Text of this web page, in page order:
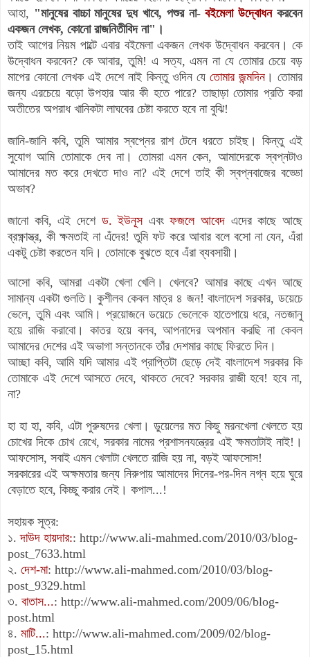
আহা, "মানুষের বাচ্চা মানুষের দুধ খাবে, পশুর না-বইমেলা উদ্বোধনকরবেন
একজন লেখক, কোনো রাজনিতীবিদ না"।
তাই আগের নিয়ম পাল্টে এবার বইমেলা একজন লেখক উদ্বোধন করবেন। কে
উদ্বোধন করবেন? কে আবার, তুমি! এ সত্য, এমন না যে তোমার চেয়ে বড়
মাপের কোনো লেখক এই দেশে নাই কিন্তু ওদিন যে তোমার জন্মদিন। তোমার
জন্য এরচেয়ে বড়ো উপহার আর কী হতে পারে? তাছাড়া তোমার প্রতি করা
অতীতের অপরাধ খানিকটা লাঘবের চেষ্টা করতে হবে না বুঝি!
জানি-জানি কবি, তুমি আমার স্বপ্নের রাশ টেনে ধরতে চাইছ। কিন্তু এই
সুযোগ আমি তোমাকে দেব না। তোমরা এমন কেন, আমাদেরকে স্বপ্নটাও
আমাদের মত করে দেখতে দাও না? এই দেশে তাই কী স্বপ্নবাজের বড্ডো
অভাব?
জানো কবি, এই দেশে ড. ইউনূসএবংফজলে আবেদ এদের কাছে আছে
ব্রক্ষ্ণাস্ত্র, কী ক্ষমতাই না এঁদের! তুমি ফট করে আবার বলে বসো না যেন, এঁরা
একটু চেষ্টা করতেন যদি। তোমাকে বুঝতে হবে এঁরা ব্যবসায়ী।
আসো কবি, আমরা একটা খেলা খেলি। খেলবে? আমার কাছে এখন আছে
সামান্য একটা গুলতি। কুশীলব কেবল মাত্র ৪ জন! বাংলাদেশ সরকার, ডয়েচে
ভেলে, তুমি এবং আমি। প্রয়োজনে ডয়েচে ভেলেকে হাতেপায়ে ধরে, নতজানু
হয়ে রাজি করাবো। কাতর হয়ে বলব, আপনাদের অপমান করছি না কেবল
আমাদের দেশের এই অভাগা সন্তানকে তাঁর দেশমার কাছে ফিরতে দিন।
আচ্ছা কবি, আমি যদি আমার এই প্রাপ্তিটা ছেড়ে দেই বাংলাদেশ সরকার কি
তোমাকে এই দেশে আসতে দেবে, থাকতে দেবে? সরকার রাজী হবে! হবে না,
না?
হা হা হা, কবি, এটা পুরুষদের খেলা। ডুয়েলের মত কিছু মরনখেলা খেলতে হয়
চোখের দিকে চোখ রেখে, সরকার নামের প্রশাসনযন্ত্রের এই ক্ষমতাটাই নাই!।
আফসোস, সবাই এমন খেলাটা খেলতে রাজি হয় না, বড়ই আফসোস!
সরকারের এই অক্ষমতার জন্য নিরুপায় আমাদের দিনের-পর-দিন নগ্ন হয়ে ঘুরে
বেড়াতে হবে, কিচ্ছু করার নেই। কপাল...!
সহায়ক সূত্র:
১.দাউদ হায়দার:: http://www.ali-mahmed.com/2010/03/blog-
post_7633.html
২. দেশ-মা: http://www.ali-mahmed.com/2010/03/blog-
post_9329.html
৩. বাতাস...: http://www.ali-mahmed.com/2009/06/blog-
post.html
৪. মাটি...: http://www.ali-mahmed.com/2009/02/blog-
post_15.html